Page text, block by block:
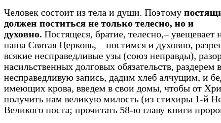
Человек состоит из тела и души. Поэтому
должен поститься не только телесно, но и
духовно. Постящеся, братие, телесно,– увещевает
наша Святая Церковь, – постимся и духовно,
всякие несправедливые узы (союз неправды),
насильственных долговых обязательств, раздерем
несправедливую запись, дадим хлеб алчущим, и
имеющих крова, введем в свои домы, чтобы от
получить нам великую милость (из стихиры 1-й
Великого поста; прочитать 58-ю главу книги